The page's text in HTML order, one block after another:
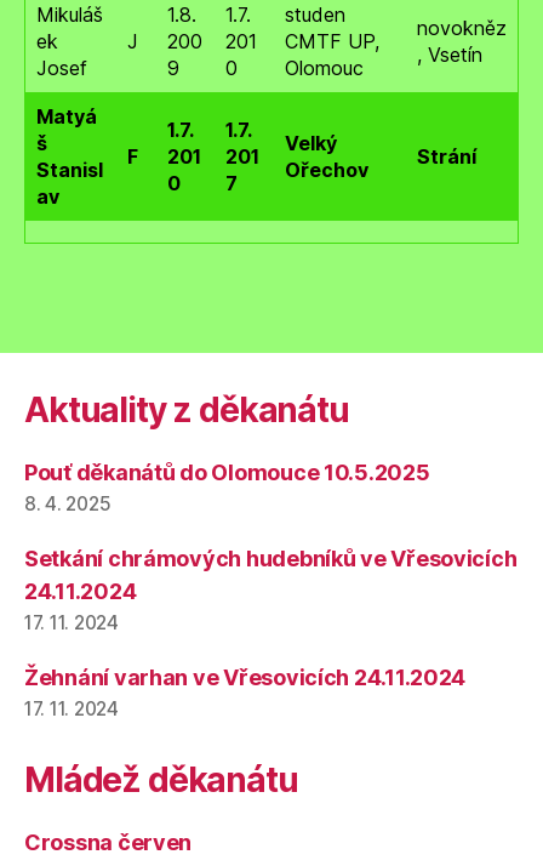
Mikuláš
ek
Josef
J
1.8.
200
9
1.7.
201
0
studen
CMTF UP,
Olomouc
novokněz
, Vsetín
Matyá
š
Stanisl
av
F
1.7.
201
0
1.7.
201
7
Velký
Ořechov
Strání
Aktuality z děkanátu
Pouť děkanátů do Olomouce 10.5.2025
8. 4. 2025
Setkání chrámových hudebníků ve Vřesovicích
24.11.2024
17. 11. 2024
Žehnání varhan ve Vřesovicích 24.11.2024
17. 11. 2024
Mládež děkanátu
Crossna červen